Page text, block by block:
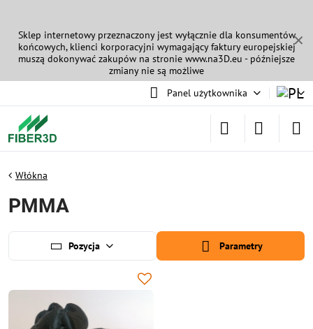
✕
Sklep internetowy przeznaczony jest wyłącznie dla konsumentów
końcowych, klienci korporacyjni wymagający faktury europejskiej
muszą dokonywać zakupów na stronie www.na3D.eu - późniejsze
zmiany nie są możliwe
Panel użytkownika
Włókna
PMMA
Pozycja Parametry